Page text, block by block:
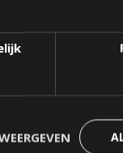
box van het